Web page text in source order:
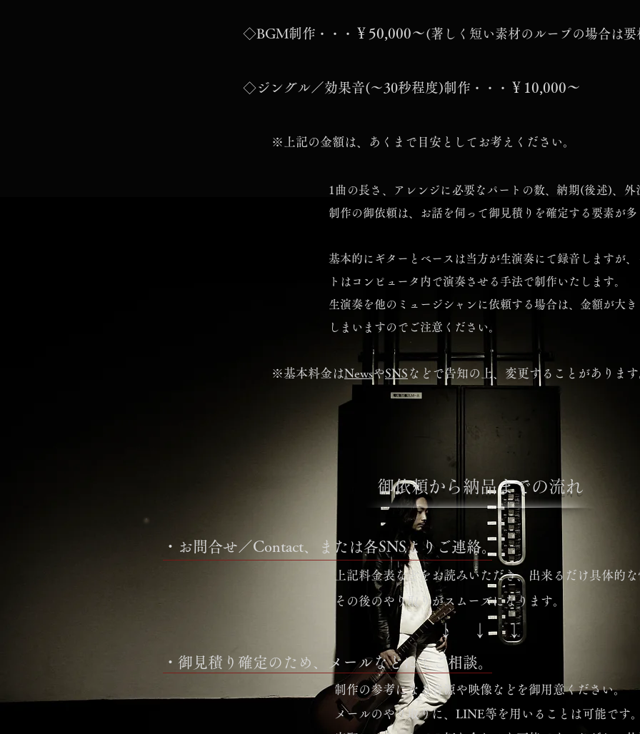
◇BGM制作 ・・・ ￥50,000～(著しく短い素材のループの場合は要
◇ジングル／効果音(～30秒程度)制作 ・・・ ￥10,000～
※上記の金額は、あくまで目安としてお考えください。
1曲の長さ、アレンジに必要なパートの数、納期(後述)、外
制作の御依頼は、お話を伺って御見積りを確定する要素が多
基本的にギターとベースは当方が生演奏にて録音しますが、
トはコンピュータ内で演奏させる手法で制作いたします。
生演奏を他のミュージシャンに依頼する場合は、金額が大き
しまいますのでご注意ください。
※基本料金はNewsやSNS などで告知の上、変更することがあります
​御依頼から納品までの流れ
・お問合せ／Contact、または各SNSよりご連絡。
上記料金表などをお読みいただき、出来るだけ具体的
その後のやり取りがスムーズになります。
↓ ↓ ↓
・御見積り確定のため、メールなどにてご相談。
制作の参考になる音源や映像などを御用意ください。​
メールのやり取りに、LINE等を用いることは可能です。